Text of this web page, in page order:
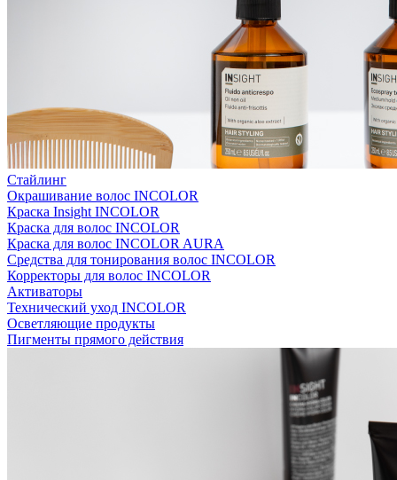
Стайлинг
Окрашивание волос INCOLOR
Краска Insight INCOLOR
Краска для волос INCOLOR
Краска для волос INCOLOR AURA
Средства для тонирования волос INCOLOR
Корректоры для волос INCOLOR
Активаторы
Технический уход INCOLOR
Осветляющие продукты
Пигменты прямого действия